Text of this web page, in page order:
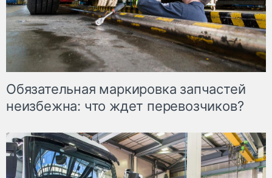
Обязательная маркировка запчастей
неизбежна: что ждет перевозчиков?